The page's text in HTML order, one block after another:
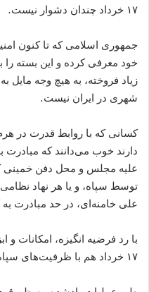
۱۷ خرداد چندان دشوار نیست.
جمهوری اسلامی که تا کنون
خود معرفی کرده و این بسته را
زیاد فروخته، به هیچ وجه
شهری در ایران نیست.
کسانی که با روابط قدرت در
دارند خوب می‌دانند که مبادرت
علیه مجلس و محل دفن
توسط سپاه، و یا هر نهاد
علی خامنه‌ای، در حد مبادرت
با رد فرضیه انگیزه، امکانات و
۱۷ خرداد هم با ظرفیت‌های سپاه متناسب نیستند.